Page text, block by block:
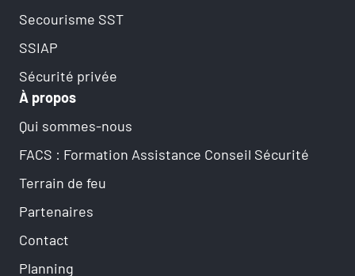
Secourisme SST
SSIAP
Sécurité privée
À propos
Qui sommes-nous
FACS : Formation Assistance Conseil Sécurité
Terrain de feu
Partenaires
Contact
Planning